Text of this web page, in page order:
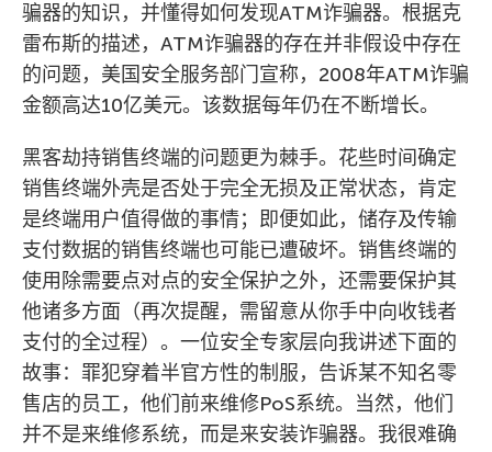
骗器的知识，并懂得如何发现ATM诈骗器。根据克
雷布斯的描述，ATM诈骗器的存在并非假设中存在
的问题，美国安全服务部门宣称，2008年ATM诈骗
金额高达10亿美元。该数据每年仍在不断增长。
黑客劫持销售终端的问题更为棘手。花些时间确定
销售终端外壳是否处于完全无损及正常状态，肯定
是终端用户值得做的事情；即便如此，储存及传输
支付数据的销售终端也可能已遭破坏。销售终端的
使用除需要点对点的安全保护之外，还需要保护其
他诸多方面（再次提醒，需留意从你手中向收钱者
支付的全过程）。一位安全专家层向我讲述下面的
故事：罪犯穿着半官方性的制服，告诉某不知名零
售店的员工，他们前来维修PoS系统。当然，他们
并不是来维修系统，而是来安装诈骗器。我很难确